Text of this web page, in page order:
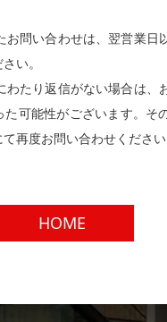
問い合わせは、翌営業日
い。
たり返信がない場合は、
可能性がございます。そ
再度お問い合わせください
HOME